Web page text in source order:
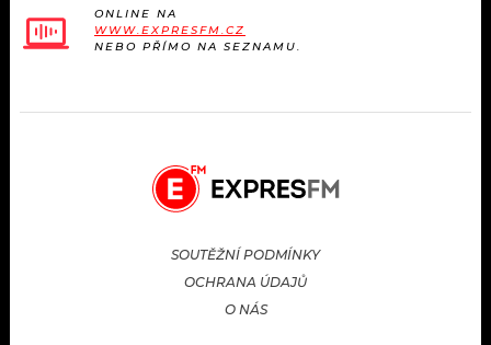
ONLINE NA
WWW.EXPRESFM.CZ
NEBO PŘÍMO NA SEZNAMU.
SOUTĚŽNÍ PODMÍNKY
OCHRANA ÚDAJŮ
O NÁS